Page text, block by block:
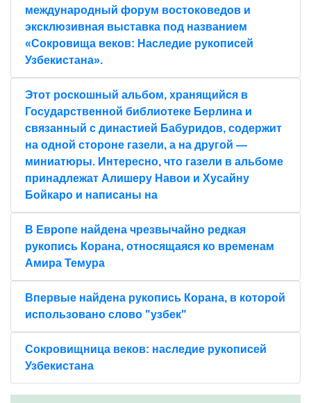
международный форум востоковедов и
эксклюзивная выставка под названием
«Сокровища веков: Наследие рукописей
Узбекистана».
Этот роскошный альбом, хранящийся в
Государственной библиотеке Берлина и
связанный с династией Бабуридов, содержит
на одной стороне газели, а на другой —
миниатюры. Интересно, что газели в альбоме
принадлежат Алишеру Навои и Хусайну
Бойкаро и написаны на
В Европе найдена чрезвычайно редкая
рукопись Корана, относящаяся ко временам
Амира Темура
Впервые найдена рукопись Корана, в которой
использовано слово "узбек"
Сокровищница веков: наследие рукописей
Узбекистана